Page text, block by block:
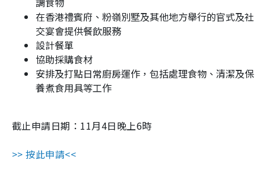
在香港禮賓府、粉嶺別墅及其他地方舉行的官式及社
交宴會提供餐飲服務
設計餐單
協助採購食材
安排及打點日常廚房運作，包括處理食物、清潔及保
養煮食用具等工作
截止申請日期： 11月4日晚上6時
>> 按此申請<<